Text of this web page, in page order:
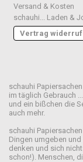
Versand & Kosten
schauhi... Laden &
Vertrag
schauhi
im täglich Gebrauch
und ein bißchen die
auch mehr.
schauhi
Dingen umgeben
denken und sich
schon!). Menschen,